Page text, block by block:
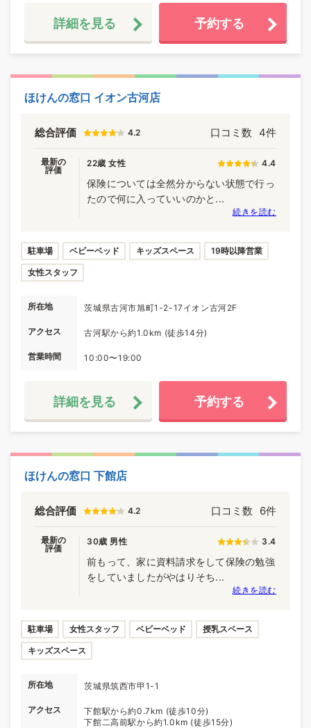
詳細を見る 予約する
ほけんの窓口 イオン古河店
総合評価 4.2 口コミ数 4件
最新の
評価
22歳 女性 4.4
保険については全然分からない状態で行っ
たので何に入っていいのかと...
続きを読む
駐車場 ベビーベッド キッズスペース 19時以降営業
女性スタッフ
所在地 茨城県古河市旭町1-2-17イオン古河2F
アクセス 古河駅から約1.0km (徒歩14分)
営業時間 10:00〜19:00
詳細を見る 予約する
ほけんの窓口 下館店
総合評価 4.2 口コミ数 6件
最新の
評価
30歳 男性 3.4
前もって、家に資料請求をして保険の勉強
をしていましたがやはりそち...
続きを読む
駐車場 女性スタッフ ベビーベッド 授乳スペース
キッズスペース
所在地 茨城県筑西市甲1-1
アクセス
下館駅から約0.7km (徒歩10分)
下館二高前駅から約1.0km (徒歩15分)